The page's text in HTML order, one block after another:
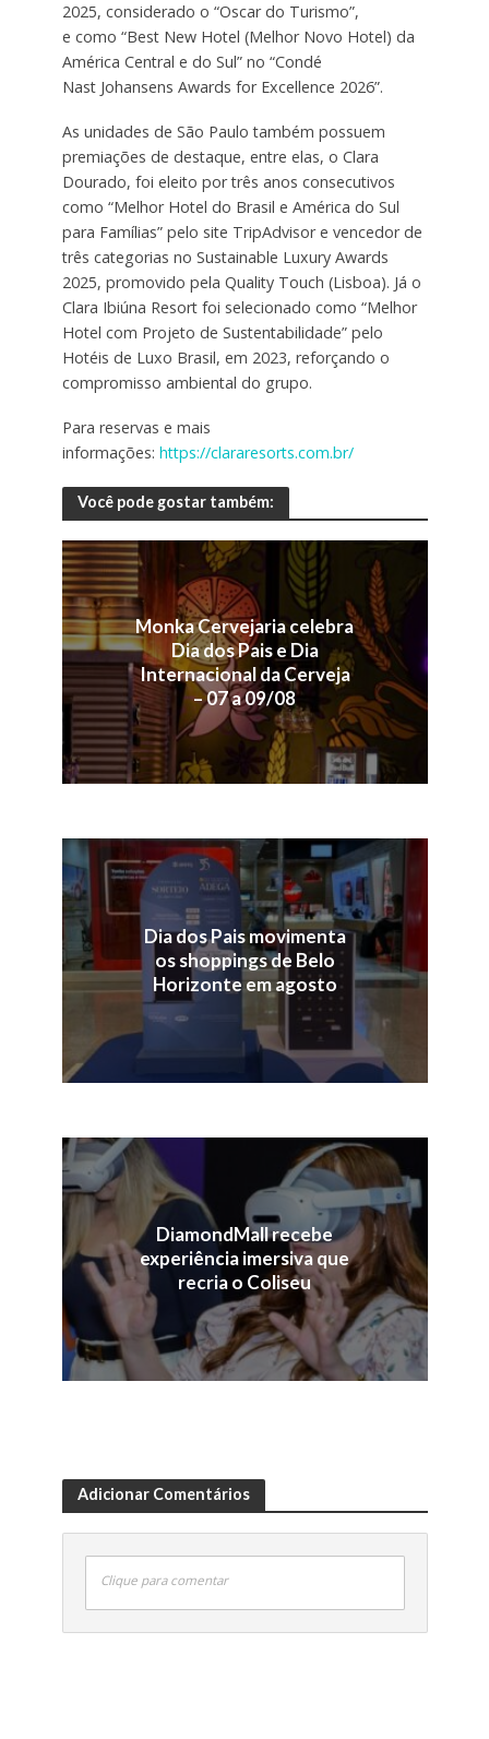
2025, considerado o “Oscar do Turismo”,
e como “Best New Hotel (Melhor Novo Hotel) da
América Central e do Sul” no “Condé
Nast Johansens Awards for Excellence 2026”.
As unidades de São Paulo também possuem
premiações de destaque, entre elas, o Clara
Dourado, foi eleito por três anos consecutivos
como “Melhor Hotel do Brasil e América do Sul
para Famílias” pelo site TripAdvisor e vencedor de
três categorias no Sustainable Luxury Awards
2025, promovido pela Quality Touch (Lisboa). Já o
Clara Ibiúna Resort foi selecionado como “Melhor
Hotel com Projeto de Sustentabilidade” pelo
Hotéis de Luxo Brasil, em 2023, reforçando o
compromisso ambiental do grupo.
Para reservas e mais
informações: https://clararesorts.com.br/
Você pode gostar também:
Monka Cervejaria celebra
Dia dos Pais e Dia
Internacional da Cerveja
– 07 a 09/08
Dia dos Pais movimenta
os shoppings de Belo
Horizonte em agosto
DiamondMall recebe
experiência imersiva que
recria o Coliseu
Adicionar Comentários
Clique para comentar